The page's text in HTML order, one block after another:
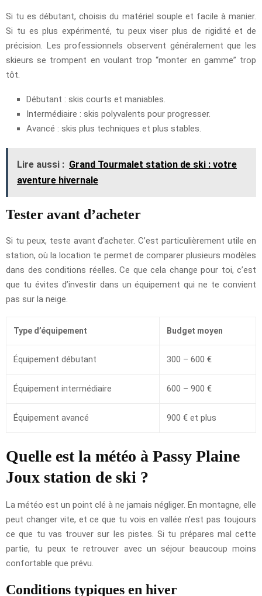
Si tu es débutant, choisis du matériel souple et facile à manier.
Si tu es plus expérimenté, tu peux viser plus de rigidité et de
précision. Les professionnels observent généralement que les
skieurs se trompent en voulant trop “monter en gamme” trop
tôt.
Débutant : skis courts et maniables.
Intermédiaire : skis polyvalents pour progresser.
Avancé : skis plus techniques et plus stables.
Lire aussi : Grand Tourmalet station de ski : votre
aventure hivernale
Tester avant d’acheter
Si tu peux, teste avant d’acheter. C’est particulièrement utile en
station, où la location te permet de comparer plusieurs modèles
dans des conditions réelles. Ce que cela change pour toi, c’est
que tu évites d’investir dans un équipement qui ne te convient
pas sur la neige.
Type d’équipement Budget moyen
Équipement débutant 300 – 600 €
Équipement intermédiaire 600 – 900 €
Équipement avancé 900 € et plus
Quelle est la météo à Passy Plaine
Joux station de ski ?
La météo est un point clé à ne jamais négliger. En montagne, elle
peut changer vite, et ce que tu vois en vallée n’est pas toujours
ce que tu vas trouver sur les pistes. Si tu prépares mal cette
partie, tu peux te retrouver avec un séjour beaucoup moins
confortable que prévu.
Conditions typiques en hiver